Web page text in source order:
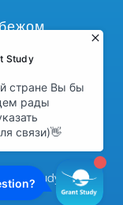
grant-study.com